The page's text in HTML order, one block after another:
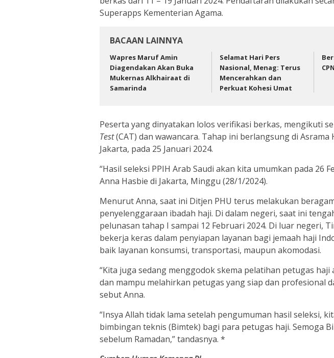
Superapps Kementerian Agama.
BACAAN LAINNYA
Wapres Maruf Amin
Diagendakan Akan Buka
Mukernas Alkhairaat di
Samarinda
Selamat Hari Pers
Nasional, Menag: Terus
Mencerahkan dan
Perkuat Kohesi Umat
Peserta yang dinyatakan lolos verifikasi berkas, mengikuti
Test(CAT) dan wawancara. Tahap ini berlangsung di Asrama
Jakarta, pada 25 Januari 2024.
“Hasil seleksi PPIH Arab Saudi akan kita umumkan pada 26
Anna Hasbie di Jakarta, Minggu (28/1/2024).
Menurut Anna, saat ini Ditjen PHU terus melakukan
penyelenggaraan ibadah haji. Di dalam negeri, saat ini
pelunasan tahap I sampai 12 Februari 2024. Di luar negeri,
bekerja keras dalam penyiapan layanan bagi jemaah haji
baik layanan konsumsi, transportasi, maupun akomodasi.
“Kita juga sedang menggodok skema pelatihan petugas
dan mampu melahirkan petugas yang siap dan profesional
sebut Anna.
“Insya Allah tidak lama setelah pengumuman hasil seleksi,
bimbingan teknis (Bimtek) bagi para petugas haji. Semoga
sebelum Ramadan,” tandasnya. *